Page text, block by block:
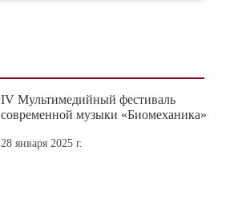
IV Мультимедийный фестиваль
современной музыки «Биомеханика»
28 января 2025 г.